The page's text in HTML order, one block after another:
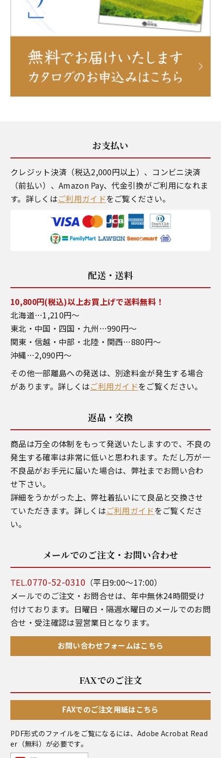
お支払い
クレジット決済（税込2,000円以上）、コンビニ決済
（前払い）、Amazon Pay、代金引換がご利用になれま
す。詳しくはご利用ガイドをご覧ください。
配送・送料
10,800円(税込)以上お買上げで送料無料！
北海道…1,210円～
東北・中国・四国・九州…990円～
関東・信越・中部・北陸・関西…880円～
沖縄…2,090円～
その他一部離島への発送は、別途料金が発生する場合
があります。詳しくはご利用ガイドをご覧ください。
返品・交換
商品は万全の体制をもって発送いたしますので、不良の
発生する確率は非常に低いと思われます。ただし万が一
不良品がお手元に届いた場合は、弊社までお問い合わ
せ下さい。
詳細をうかがった上、弊社着払いにて良品と交換させ
ていただきます。詳しくはご利用ガイドをご覧くださ
い。
メールでのご注文・お問い合わせ
TEL.0770-52-0310 （平日9:00～17:00）
メールでのご注文・お問合せは、年中無休24時間受け
付けております。日曜日・隔週水曜日のメールでのお問
合せ・受注確認は翌営業日となります。
お問い合わせフォームはこちら
FAXでのご注文
FAXでのご注文用紙はこちら
PDF形式のファイルをご覧になるには、Adobe Acrobat Read
er （無料）が必要です。